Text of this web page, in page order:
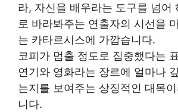
라, 자신을 배우라는 도구를 넘어
로 바라봐주는 연출자의 시선을
는 카타르시스에 가깝습니다.
코피가 멈출 정도로 집중했다는
연기와 영화라는 장르에 얼마나
는지를 보여주는 상징적인 대목
니다.